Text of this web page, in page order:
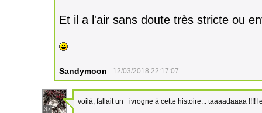
Et il a l'air sans doute très stricte ou
Sandymoon 12/03/2018 22:17:07
37
voilà, fallait un _ivrogne à cette histoire::: taaaadaaaa !!!!